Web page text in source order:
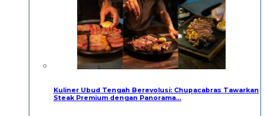
Kuliner Ubud Tengah Berevolusi: Chupacabras Tawarkan
Steak Premium dengan Panorama…